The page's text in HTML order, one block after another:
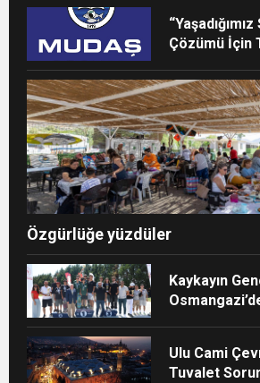
Çözümü İçin
Özgürlüğe yüzdüler
Kaykayın
Ulu Cami
Tuvalet